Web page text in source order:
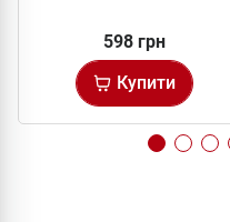
598 грн
Купити